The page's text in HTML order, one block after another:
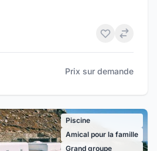
Prix sur demande
Piscine
Amical pour la famille
Grand groupe